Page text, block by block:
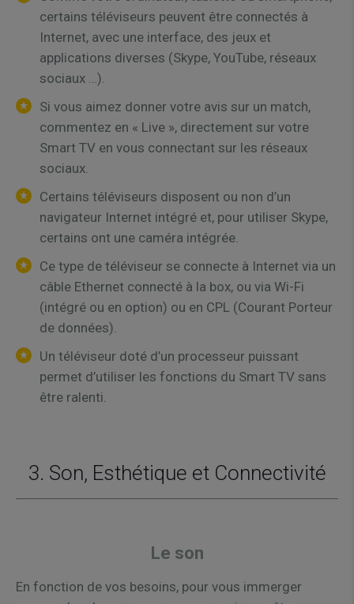
certains téléviseurs peuvent être connectés à
Internet, avec une interface, des jeux et
applications diverses (Skype, YouTube, réseaux
sociaux …).
Si vous aimez donner votre avis sur un match,
commentez en « Live », directement sur votre
Smart TV en vous connectant sur les réseaux
sociaux.
Certains téléviseurs disposent ou non d’un
navigateur Internet intégré et, pour utiliser Skype,
certains ont une caméra intégrée.
Ce type de téléviseur se connecte à Internet via un
câble Ethernet connecté à la box, ou via Wi-Fi
(intégré ou en option) ou en CPL (Courant Porteur
de données).
Un téléviseur doté d’un processeur puissant
permet d’utiliser les fonctions du Smart TV sans
être ralenti.
3. Son, Esthétique et Connectivité
Le son
En fonction de vos besoins, pour vous immerger